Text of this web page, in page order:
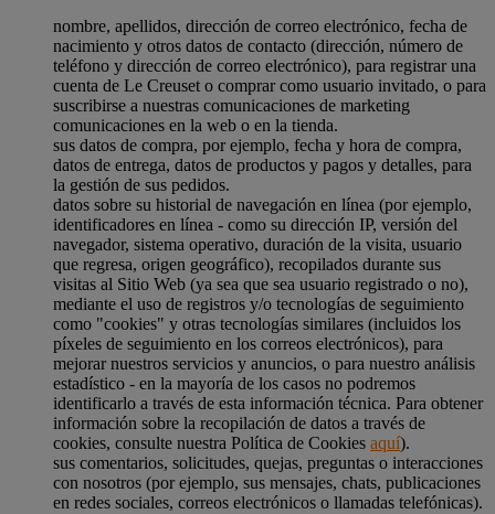
nombre, apellidos, dirección de correo electrónico, fecha de
nacimiento y otros datos de contacto (dirección, número de
teléfono y dirección de correo electrónico), para registrar una
cuenta de Le Creuset o comprar como usuario invitado, o para
suscribirse a nuestras comunicaciones de marketing
comunicaciones en la web o en la tienda.
sus datos de compra, por ejemplo, fecha y hora de compra,
datos de entrega, datos de productos y pagos y detalles, para
la gestión de sus pedidos.
datos sobre su historial de navegación en línea (por ejemplo,
identificadores en línea - como su dirección IP, versión del
navegador, sistema operativo, duración de la visita, usuario
que regresa, origen geográfico), recopilados durante sus
visitas al Sitio Web (ya sea que sea usuario registrado o no),
mediante el uso de registros y/o tecnologías de seguimiento
como "cookies" y otras tecnologías similares (incluidos los
píxeles de seguimiento en los correos electrónicos), para
mejorar nuestros servicios y anuncios, o para nuestro análisis
estadístico - en la mayoría de los casos no podremos
identificarlo a través de esta información técnica. Para obtener
información sobre la recopilación de datos a través de
cookies, consulte nuestra Política de Cookies aquí).
sus comentarios, solicitudes, quejas, preguntas o interacciones
con nosotros (por ejemplo, sus mensajes, chats, publicaciones
en redes sociales, correos electrónicos o llamadas telefónicas).